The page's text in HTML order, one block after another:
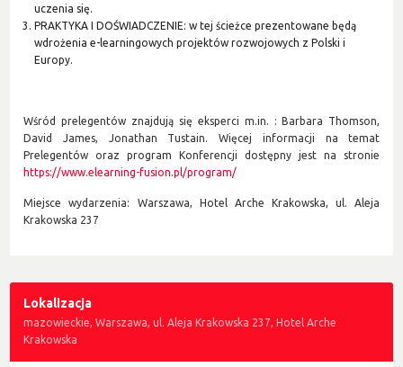
uczenia się.
PRAKTYKA I DOŚWIADCZENIE: w tej ścieżce prezentowane będą
wdrożenia e-learningowych projektów rozwojowych z Polski i
Europy.
Wśród prelegentów znajdują się eksperci m.in. : Barbara Thomson,
David James, Jonathan Tustain. Więcej informacji na temat
Prelegentów oraz program Konferencji dostępny jest na stronie
https://www.elearning-fusion.pl/program/
Miejsce wydarzenia: Warszawa, Hotel Arche Krakowska, ul. Aleja
Krakowska 237
Lokalizacja
mazowieckie, Warszawa, ul. Aleja Krakowska 237, Hotel Arche
Krakowska